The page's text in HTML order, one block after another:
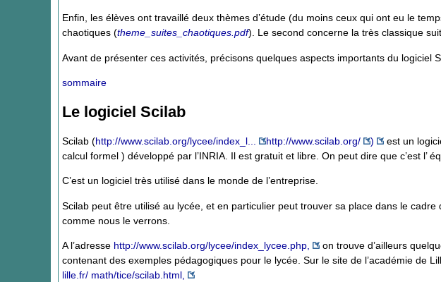
Enfin, les élèves ont travaillé deux thèmes d’étude (du moins ceux qui ont eu le
chaotiques (theme_suites_chaotiques.pdf). Le second concerne la très classique
Avant de présenter ces activités, précisons quelques aspects importants du logiciel
sommaire
Le logiciel Scilab
Scilab (http://www.scilab.org/lycee/index_l... http://www.scilab.org/ ) est un
calcul formel ) développé par l’INRIA. Il est gratuit et libre. On peut dire que c’est l’
C’est un logiciel très utilisé dans le monde de l’entreprise.
Scilab peut être utilisé au lycée, et en particulier peut trouver sa place dans le
comme nous le verrons.
A l’adresse http://www.scilab.org/lycee/index_lycee.php,
on trouve d’ailleurs
contenant des exemples pédagogiques pour le lycée. Sur le site de l’académie de
lille.fr/ math/tice/scilab.html,